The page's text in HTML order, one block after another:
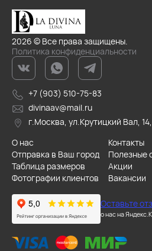
2026 © Все права защищены.
Политика конфиденциальности
+7 (903) 510-75-83
divinaav@mail.ru
г.Москва, ул.Крутицкий Вал,
О нас
Контакты
Отправка в Ваш город
Полезные
Таблица размеров
Акции
Фотографии клиентов
Вакансии
Оставьте
о нас на